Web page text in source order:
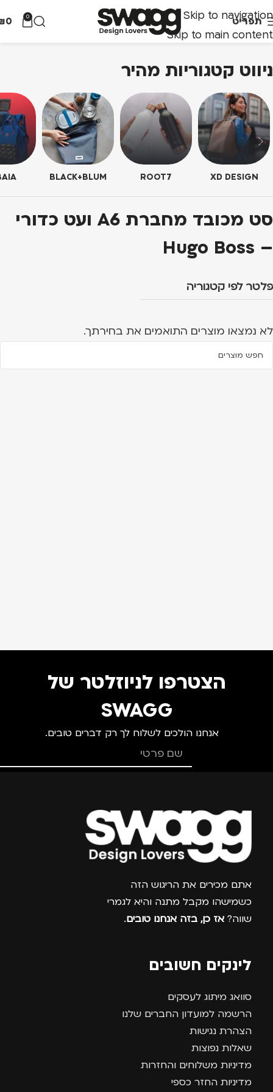
Skip to navigation
Skip to main content
תפריט 0
0
ניווט קטגוריות מהיר
XD DESIGN
ROOT7
BLACK+BLUM
סט מכובד מחברת A6 ועט כדורי
– Hugo Boss
פלטר לפי קטגוריה
לא נמצאו מוצרים התואמים את בחירתך.
הצטרפו לניוזלטר של
SWAGG
אנחנו הולכים לשלוח לך רק דברים טובים.
צרפו אותי למועדון
אתם מכירים את הריגוש הזה
כשמישהו מקבל מתנה והיא לגמרי
שווה? אז כן, בזה אנחנו טובים.
לינקים חשובים
סוואג מיתוג לעסקים
הרשמה למועדון החברים שלנו
הצהרת נגישות
שאלות נפוצות
מדיניות משלוחים והחזרות
מדיניות החזר כספי